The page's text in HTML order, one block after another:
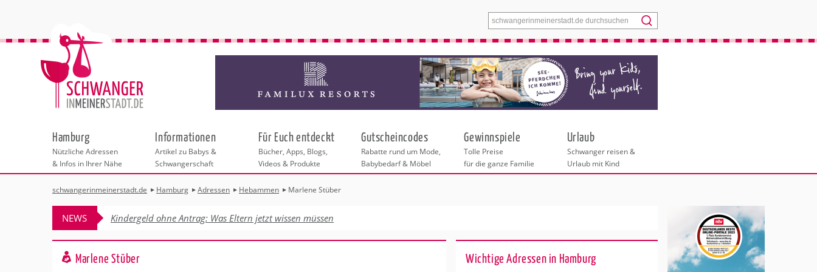
Menü
Hamburg
Nützliche Adressen
& Infos in Ihrer Nähe
Städteauswahl
Adressen
Hebammen
Geburtshäuser
Frauenärzte
Behördengänge &
Checklisten
Beratungsstellen
Kinderwunschzentren in Köln
Schwangerschaftskurse
Erste Hilfe & Beratung
Rückbildung
Shopping
Wellness & Gesundheit
Fotografie & Dienstleistungen
Informationen
Artikel zu Babys &
Schwangerschaft
Für Euch entdeckt
Bücher, Apps, Blogs,
Videos & Produkte
Gutscheincodes
Rabatte rund um Mode,
Babybedarf & Möbel
Gewinnspiele
Tolle Preise
für die ganze Familie
Urlaub
Schwanger reisen &
Urlaub mit Kind
schwangerinmeinerstadt.de Hamburg Adressen Hebammen Marlene Stüber
NEWS Kindergeld ohne Antrag: Was Eltern jetzt wissen müssen
Marlene Stüber Wichtige Adressen in Hamburg